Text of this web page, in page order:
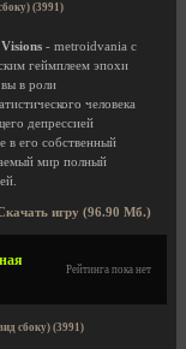
(3991)
- metroidvania с
геймплеем эпохи
в роли
человека
депрессией
в его собственный
мир полный
игру (96.90 Мб.)
Рейтинга пока нет
сбоку) (3991)